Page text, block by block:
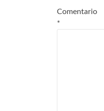
Comentario
*